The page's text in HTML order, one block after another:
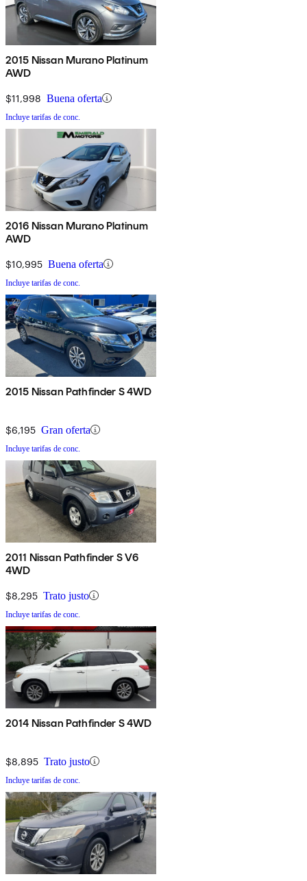
2015 Nissan Murano Platinum
AWD
$11,998 Buena oferta
Incluye tarifas de conc.
2016 Nissan Murano Platinum
AWD
$10,995 Buena oferta
Incluye tarifas de conc.
2015 Nissan Pathfinder S 4WD
$6,195 Gran oferta
Incluye tarifas de conc.
2011 Nissan Pathfinder S V6
4WD
$8,295 Trato justo
Incluye tarifas de conc.
2014 Nissan Pathfinder S 4WD
$8,895 Trato justo
Incluye tarifas de conc.